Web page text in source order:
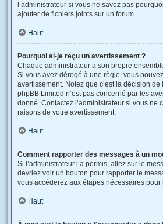
l’administrateur si vous ne savez pas
ajouter de fichiers joints sur un forum.
Haut
Pourquoi ai-je reçu un avertissement ?
Chaque administrateur a son propre
Si vous avez dérogé à une règle, vous
avertissement. Notez que c’est la décision de
phpBB Limited n’est pas concerné par les
donné. Contactez l’administrateur si vous ne
raisons de votre avertissement.
Haut
Comment rapporter des messages à un
Si l’administrateur l’a permis, allez sur le
devriez voir un bouton pour rapporter le
vous accéderez aux étapes nécessaires pour
Haut